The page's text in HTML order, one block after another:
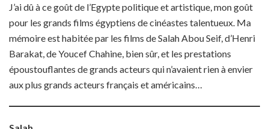
J’ai dû à ce goût de l’Egypte politique et artistique, mon goût
pour les grands films égyptiens de cinéastes talentueux. Ma
mémoire est habitée par les films de Salah Abou Seif, d’Henri
Barakat, de Youcef Chahine, bien sûr, et les prestations
époustouflantes de grands acteurs qui n’avaient rien à envier
aux plus grands acteurs français et américains…